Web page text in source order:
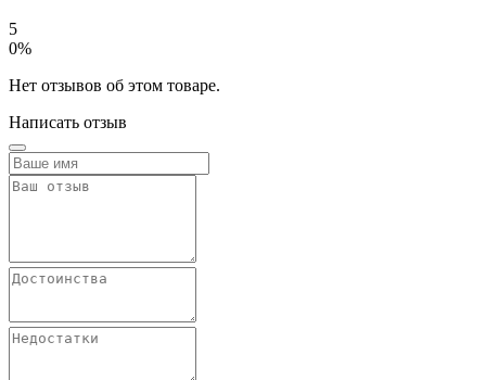
5
0%
Нет отзывов об этом товаре.
Написать отзыв